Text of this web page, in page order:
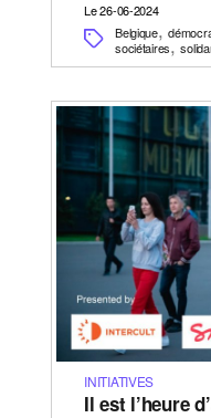
Le 26-06-2024
Belgique,
sociétaires,
INITIATIVES
Il est l’heure